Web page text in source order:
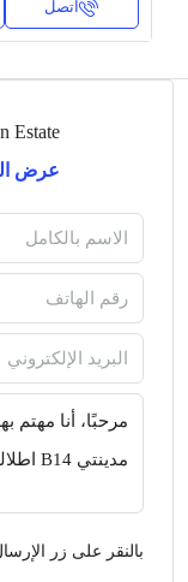
اتصل
Estate
عرض
بالنقر على زر